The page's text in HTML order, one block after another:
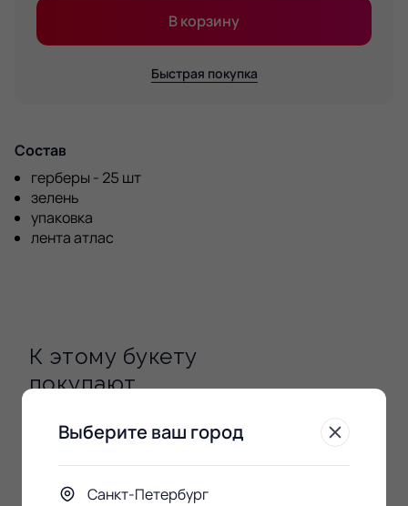
В корзину
Быстрая покупка
Состав
герберы - 25 шт
зелень
упаковка
лента атлас
К этому букету
покупают
Выберите ваш город
Санкт-Петербург